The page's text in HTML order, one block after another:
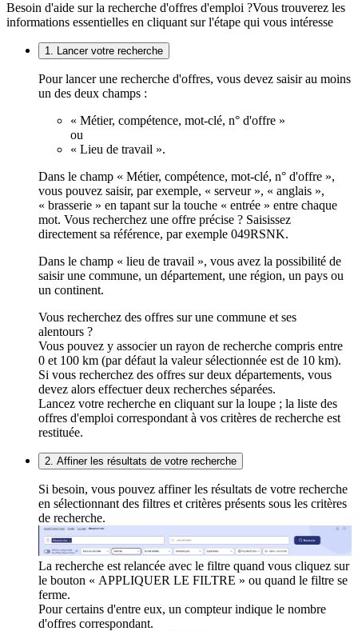
Besoin d'aide sur la recherche d'offres d'emploi ?Vous trouverez les
informations essentielles en cliquant sur l'étape qui vous intéresse
1. Lancer votre recherche
Pour lancer une recherche d'offres, vous devez saisir au moins
un des deux champs :
« Métier, compétence, mot-clé, n° d'offre »
ou
« Lieu de travail ».
Dans le champ « Métier, compétence, mot-clé, n° d'offre »,
vous pouvez saisir, par exemple, « serveur », « anglais »,
« brasserie » en tapant sur la touche « entrée » entre chaque
mot. Vous recherchez une offre précise ? Saisissez
directement sa référence, par exemple 049RSNK.
Dans le champ « lieu de travail », vous avez la possibilité de
saisir une commune, un département, une région, un pays ou
un continent.
Vous recherchez des offres sur une commune et ses
alentours ?
Vous pouvez y associer un rayon de recherche compris entre
0 et 100 km (par défaut la valeur sélectionnée est de 10 km).
Si vous recherchez des offres sur deux départements, vous
devez alors effectuer deux recherches séparées.
Lancez votre recherche en cliquant sur la loupe ; la liste des
offres d'emploi correspondant à vos critères de recherche est
restituée.
2. Affiner les résultats de votre recherche
Si besoin, vous pouvez affiner les résultats de votre recherche
en sélectionnant des filtres et critères présents sous les critères
de recherche.
La recherche est relancée avec le filtre quand vous cliquez sur
le bouton « APPLIQUER LE FILTRE » ou quand le filtre se
ferme.
Pour certains d'entre eux, un compteur indique le nombre
d'offres correspondant.